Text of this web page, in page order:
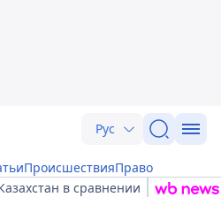
Рус
ПроисшествияПраво
в сравнении